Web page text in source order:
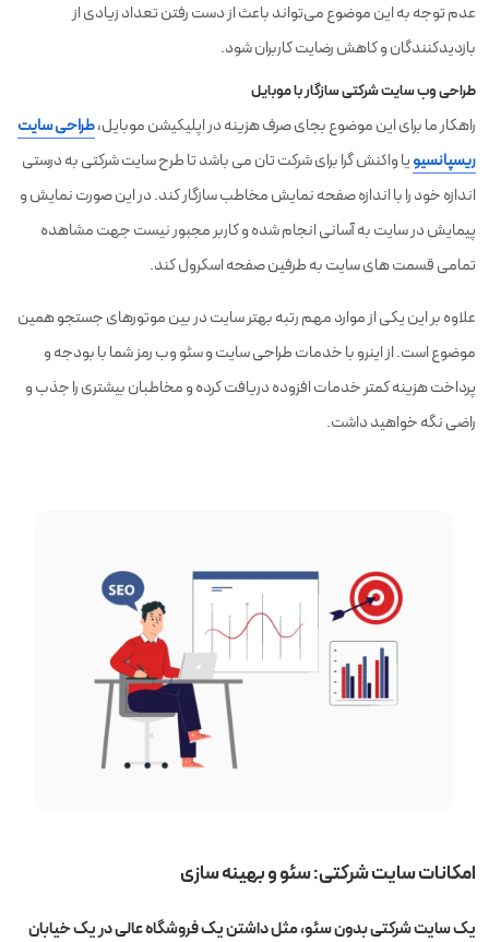
عدم توجه به این موضوع می‌تواند باعث از دست رفتن تعداد زیادی از
بازدیدکنندگان و کاهش رضایت کاربران شود.
طراحی وب سایت شرکتی سازگار با موبایل
راهکار ما برای این موضوع بجای صرف هزینه در اپلیکیشن موبایل،طراحی سایت
ریسپانسیویا واکنش گرا برای شرکت تان می باشد تا طرح سایت شرکتی به درستی
اندازه خود را با اندازه صفحه نمایش مخاطب سازگار کند. در این صورت نمایش و
پیمایش در سایت به آسانی انجام شده و کاربر مجبور نیست جهت مشاهده
تمامی قسمت های سایت به طرفین صفحه اسکرول کند.
علاوه بر این یکی از موارد مهم رتبه بهتر سایت در بین موتورهای جستجو همین
موضوع است.‎ از اینرو با خدمات طراحی سایت و سئو وب رمز شما با بودجه و
پرداخت هزینه کمتر خدمات افزوده دریافت کرده و مخاطبان بیشتری را جذب و
راضی نگه خواهید داشت.
امکانات سایت شرکتی: سئو و بهینه سازی
یک سایت شرکتی بدون سئو، مثل داشتن یک فروشگاه عالی در یک خیابان